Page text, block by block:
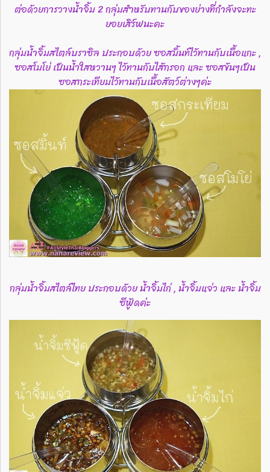
ต่อด้วยการวางน้ำจิ้ม 2 กลุ่มสำหรับทานกับของย่างที่กำลังจะทะ
ยอยเสิร์ฟนะคะ
กลุ่มน้ำจิ้มสไตล์บราซิล ประกอบด้วย ซอสมิ้นท์ไว้ทานกับเนื้อแกะ ,
ซอสโมโย่ เป็นน้ำใสหวานๆ ไว้ทานกับไส้กรอก และ ซอสข้นๆเป็น
ซอสกระเทียมไว้ทานกับเนื้อสัตว์ต่างๆค่ะ
กลุ่มน้ำจิ้มสไตล์ไทย ประกอบด้วย น้ำจิ้มไก่ , น้ำจิ้มแจ่ว และ น้ำจิ้ม
ซีฟู้ดค่ะ